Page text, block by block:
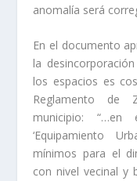
anomalía será
En el documento
la
los espacios es
Reglamento de
municipio:
‘Equipamiento
mínimos para el
con nivel vecinal y